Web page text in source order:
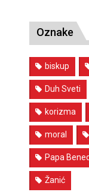
Oznake
biskup
Duh Sveti
korizma
moral
Papa
Žanić